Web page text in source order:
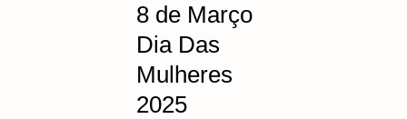
8 de Março
Dia Das
Mulheres
2025